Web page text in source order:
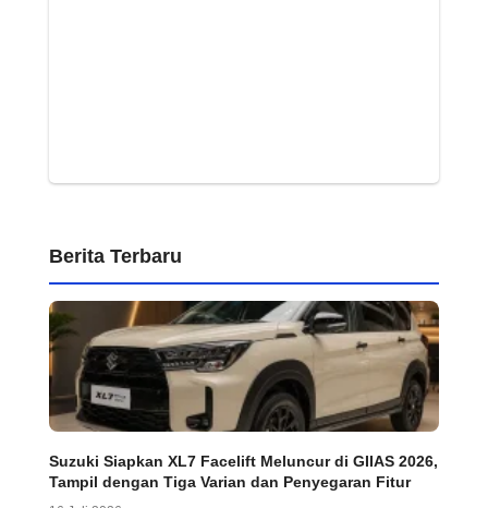
Berita Terbaru
Suzuki Siapkan XL7 Facelift Meluncur di GIIAS 2026,
Tampil dengan Tiga Varian dan Penyegaran Fitur